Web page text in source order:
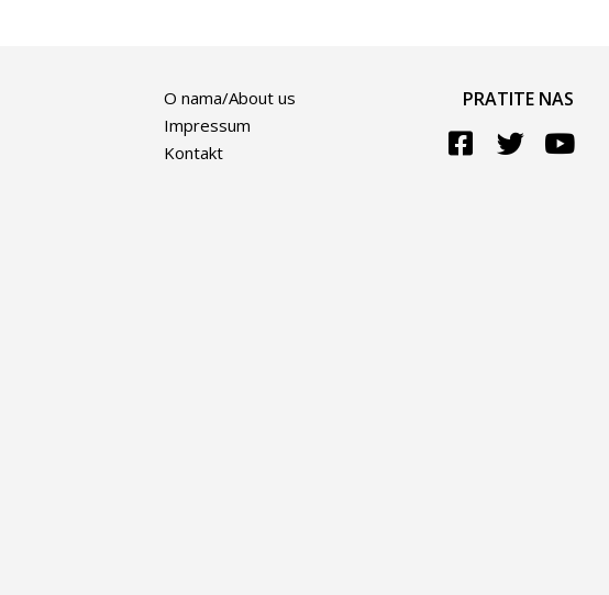
O nama/About us
Impressum
Kontakt
PRATITE NAS